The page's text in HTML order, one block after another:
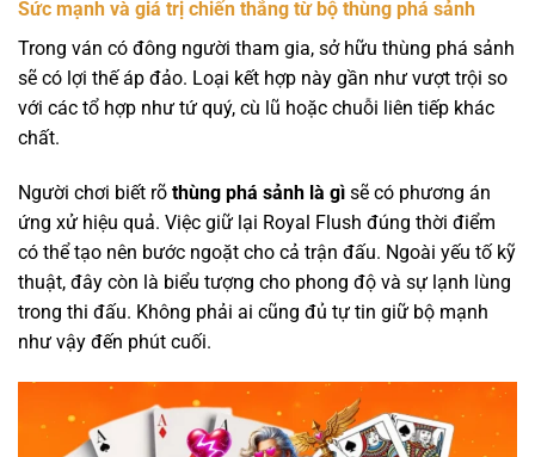
Sức mạnh và giá trị chiến thắng từ bộ thùng phá sảnh
Trong ván có đông người tham gia, sở hữu thùng phá sảnh
sẽ có lợi thế áp đảo. Loại kết hợp này gần như vượt trội so
với các tổ hợp như tứ quý, cù lũ hoặc chuỗi liên tiếp khác
chất.
Người chơi biết rõ thùng phá sảnh là gì sẽ có phương án
ứng xử hiệu quả. Việc giữ lại Royal Flush đúng thời điểm
có thể tạo nên bước ngoặt cho cả trận đấu. Ngoài yếu tố kỹ
thuật, đây còn là biểu tượng cho phong độ và sự lạnh lùng
trong thi đấu. Không phải ai cũng đủ tự tin giữ bộ mạnh
như vậy đến phút cuối.